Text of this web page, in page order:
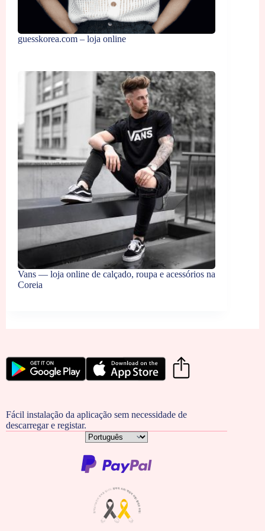
guesskorea.com – loja online
Vans — loja online de calçado, roupa e acessórios na
Coreia
Fácil instalação da aplicação sem necessidade de
descarregar e registar.
Escolha
um
idioma